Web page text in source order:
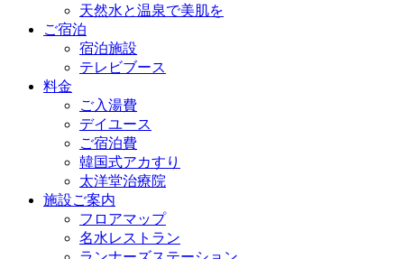
天然水と温泉で美肌を
ご宿泊
宿泊施設
テレビブース
料金
ご入湯費
デイユース
ご宿泊費
韓国式アカすり
太洋堂治療院
施設ご案内
フロアマップ
名水レストラン